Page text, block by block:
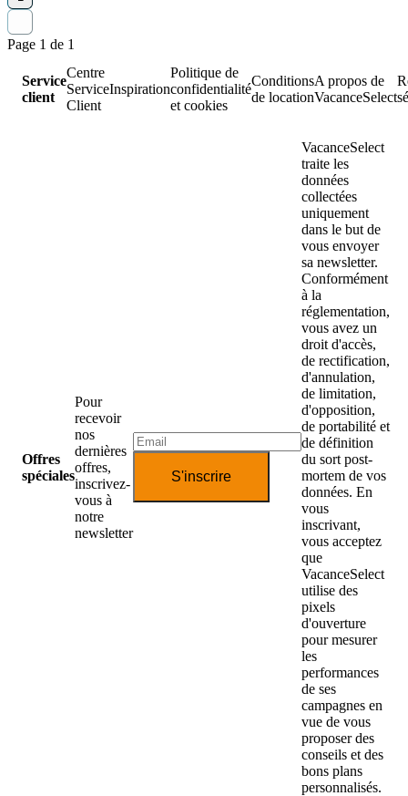
Page 1 de 1
Service
client
Centre
Service
Client
Inspiration
Politique de
confidentialité
et cookies
Conditions
de location
A propos de
VacanceSelect
Offres
spéciales
Pour
recevoir
nos
dernières
offres,
inscrivez-
vous à
notre
newsletter
S'inscrire
VacanceSelect
traite les
données
collectées
uniquement
dans le but de
vous envoyer
sa newsletter.
Conformément
à la
réglementation,
vous avez un
droit d'accès,
de rectification,
d'annulation,
de limitation,
d'opposition,
de portabilité et
de définition
du sort post-
mortem de vos
données. En
vous
inscrivant,
vous acceptez
que
VacanceSelect
utilise des
pixels
d'ouverture
pour mesurer
les
performances
de ses
campagnes en
vue de vous
proposer des
conseils et des
bons plans
personnalisés.